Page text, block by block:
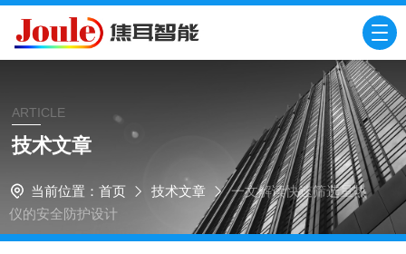
ARTICLE
技术文章
当前位置： 首页 技术文章
一文解读快速筛选量热
仪的安全防护设计